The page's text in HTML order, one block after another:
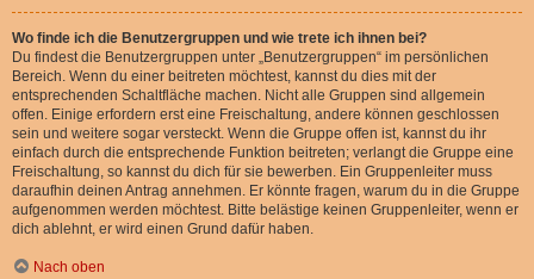
Wo finde ich die Benutzergruppen und wie trete ich ihnen bei?
Du findest die Benutzergruppen unter „Benutzergruppen“ im persönlichen
Bereich. Wenn du einer beitreten möchtest, kannst du dies mit der
entsprechenden Schaltfläche machen. Nicht alle Gruppen sind allgemein
offen. Einige erfordern erst eine Freischaltung, andere können geschlossen
sein und weitere sogar versteckt. Wenn die Gruppe offen ist, kannst du ihr
einfach durch die entsprechende Funktion beitreten; verlangt die Gruppe eine
Freischaltung, so kannst du dich für sie bewerben. Ein Gruppenleiter muss
daraufhin deinen Antrag annehmen. Er könnte fragen, warum du in die Gruppe
aufgenommen werden möchtest. Bitte belästige keinen Gruppenleiter, wenn er
dich ablehnt, er wird einen Grund dafür haben.
Nach oben